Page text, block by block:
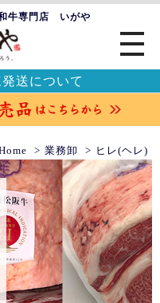
牛専門店 いがや
送について
業務卸 ヒレ(ヘレ)